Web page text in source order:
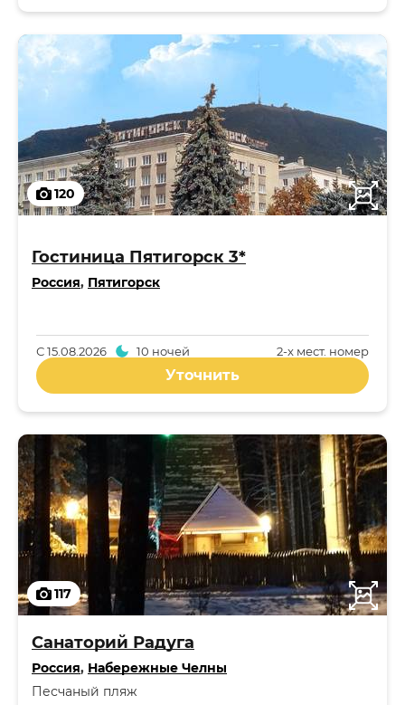
120
Гостиница Пятигорск 3*
Россия, Пятигорск
2-x мест. номер
С15.08.2026 10 ночей
Уточнить
117
Санаторий Радуга
Россия, Набережные Челны
Песчаный пляж